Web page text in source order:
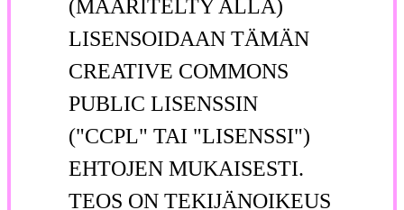
(MÄÄRITELTY ALLA)
LISENSOIDAAN TÄMÄN
CREATIVE COMMONS
PUBLIC LISENSSIN
("CCPL" TAI "LISENSSI")
EHTOJEN MUKAISESTI.
TEOS ON TEKIJÄNOIKEUS